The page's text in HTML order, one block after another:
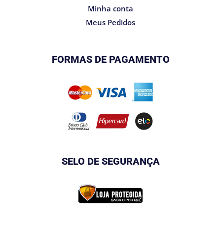
Minha conta
Meus Pedidos
FORMAS DE PAGAMENTO
SELO DE SEGURANÇA